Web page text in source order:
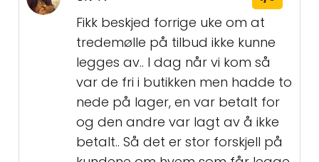
Fikk beskjed forrige uke om at
tredemølle på tilbud ikke kunne
legges av.. I dag når vi kom så
var de fri i butikken men hadde to
nede på lager, en var betalt for
og den andre var lagt av å ikke
betalt.. Så det er stor forskjell på